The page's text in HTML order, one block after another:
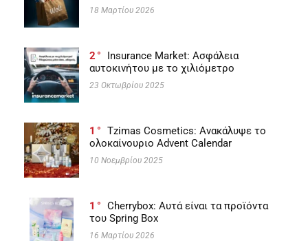
18 Μαρτίου 2026
2
Insurance Market: Ασφάλεια
αυτοκινήτου με το χιλιόμετρο
23 Οκτωβρίου 2025
1
Tzimas Cosmetics: Ανακάλυψε το
ολοκαίνουριο Advent Calendar
10 Νοεμβρίου 2025
1
Cherrybox: Αυτά είναι τα προϊόντα
του Spring Box
16 Μαρτίου 2026